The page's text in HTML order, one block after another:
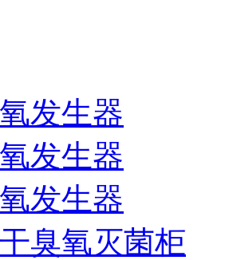
发生器
发生器
发生器
臭氧灭菌柜